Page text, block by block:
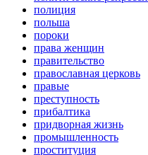
полиция
польша
пороки
права женщин
правительство
православная церковь
правые
преступность
прибалтика
придворная жизнь
промышленность
проституция